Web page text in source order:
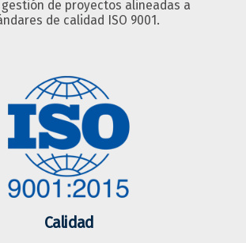
de proyectos alineadas a
de calidad ISO 9001.
Calidad